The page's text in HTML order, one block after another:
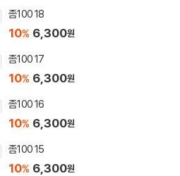
좀100 18
10% 6,300원
좀100 17
10% 6,300원
좀100 16
10% 6,300원
좀100 15
10% 6,300원